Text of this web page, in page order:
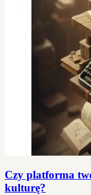
Czy platforma
kulturę?